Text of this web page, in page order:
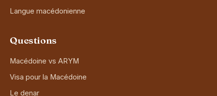
Langue macédonienne
Questions
Macédoine vs ARYM
Visa pour la Macédoine
Le denar